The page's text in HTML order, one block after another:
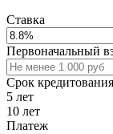
Ставка
Первоначальный
Срок кредитования
5 лет
10 лет
Платеж